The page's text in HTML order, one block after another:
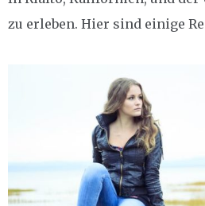
zu erleben. Hier sind einige